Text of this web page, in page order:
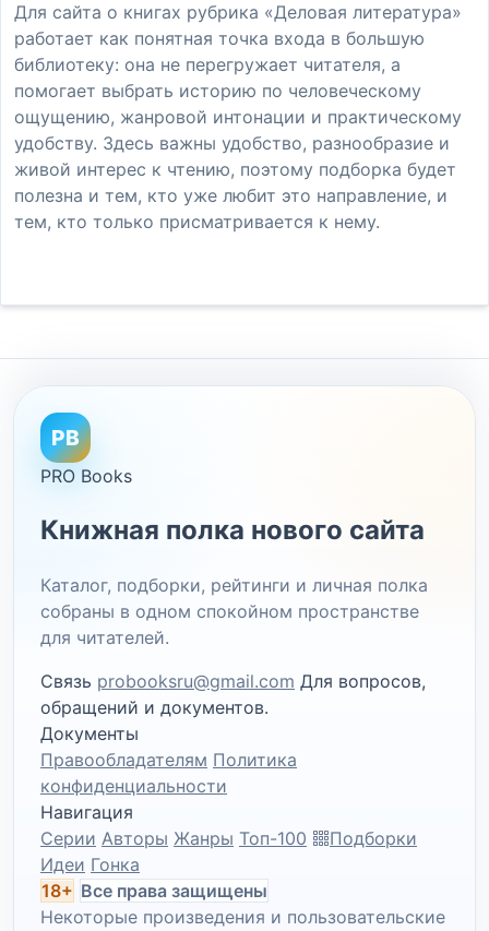
Для сайта о книгах рубрика «Деловая литература»
работает как понятная точка входа в большую
библиотеку: она не перегружает читателя, а
помогает выбрать историю по человеческому
ощущению, жанровой интонации и практическому
удобству. Здесь важны удобство, разнообразие и
живой интерес к чтению, поэтому подборка будет
полезна и тем, кто уже любит это направление, и
тем, кто только присматривается к нему.
PB
PRO Books
Книжная полка нового сайта
Каталог, подборки, рейтинги и личная полка
собраны в одном спокойном пространстве
для читателей.
Связь probooksru@gmail.com Для вопросов,
обращений и документов.
Документы
Правообладателям Политика
конфиденциальности
Навигация
Серии Авторы Жанры Топ-100
Подборки
Идеи Гонка
18+ Все права защищены
Некоторые произведения и пользовательские